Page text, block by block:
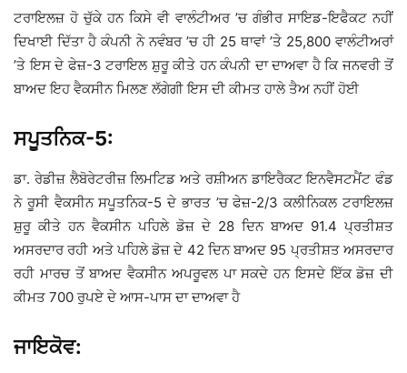
ਟਰਾਇਲਜ਼ ਹੋ ਚੁੱਕੇ ਹਨ ਕਿਸੇ ਵੀ ਵਾਲੰਟੀਅਰ ’ਚ ਗੰਭੀਰ ਸਾਇਡ-ਇਫੈਕਟ ਨਹੀਂ
ਦਿਖਾਈ ਦਿੱਤਾ ਹੈ ਕੰਪਨੀ ਨੇ ਨਵੰਬਰ ’ਚ ਹੀ 25 ਥਾਵਾਂ ’ਤੇ 25,800 ਵਾਲੰਟੀਅਰਾਂ
’ਤੇ ਇਸ ਦੇ ਫੇਜ਼-3 ਟਰਾਇਲ ਸ਼ੁਰੂ ਕੀਤੇ ਹਨ ਕੰਪਨੀ ਦਾ ਦਾਅਵਾ ਹੈ ਕਿ ਜਨਵਰੀ ਤੋਂ
ਬਾਅਦ ਇਹ ਵੈਕਸੀਨ ਮਿਲਣ ਲੱਗੇਗੀ ਇਸ ਦੀ ਕੀਮਤ ਹਾਲੇ ਤੈਅ ਨਹੀਂ ਹੋਈ
ਸਪੂਤਨਿਕ-5:
ਡਾ. ਰੇਡੀਜ਼ ਲੈਬੋਰੇਟਰੀਜ਼ ਲਿਮਟਿਡ ਅਤੇ ਰਸ਼ੀਅਨ ਡਾਇਰੈਕਟ ਇਨਵੈਸਟਮੈਂਟ ਫੰਡ
ਨੇ ਰੂਸੀ ਵੈਕਸੀਨ ਸਪੂਤਨਿਕ-5 ਦੇ ਭਾਰਤ ’ਚ ਫੇਜ਼-2/3 ਕਲੀਨਿਕਲ ਟਰਾਇਲਜ਼
ਸ਼ੁਰੂ ਕੀਤੇ ਹਨ ਵੈਕਸੀਨ ਪਹਿਲੇ ਡੋਜ਼ ਦੇ 28 ਦਿਨ ਬਾਅਦ 91.4 ਪ੍ਰਤੀਸ਼ਤ
ਅਸਰਦਾਰ ਰਹੀ ਅਤੇ ਪਹਿਲੇ ਡੋਜ਼ ਦੇ 42 ਦਿਨ ਬਾਅਦ 95 ਪ੍ਰਤੀਸ਼ਤ ਅਸਰਦਾਰ
ਰਹੀ ਮਾਰਚ ਤੋਂ ਬਾਅਦ ਵੈਕਸੀਨ ਅਪਰੂਵਲ ਪਾ ਸਕਦੇ ਹਨ ਇਸਦੇ ਇੱਕ ਡੋਜ਼ ਦੀ
ਕੀਮਤ 700 ਰੁਪਏ ਦੇ ਆਸ-ਪਾਸ ਦਾ ਦਾਅਵਾ ਹੈ
ਜਾਇਕੋਵ: